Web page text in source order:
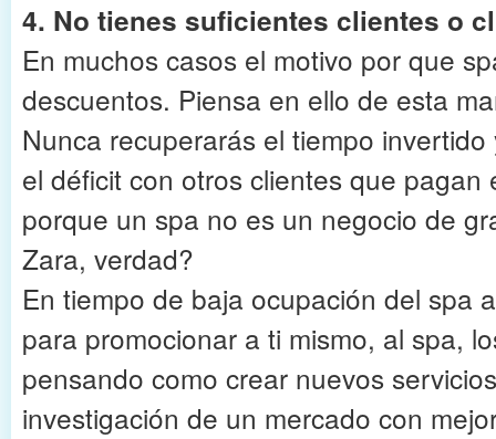
4. No tienes suficientes clientes o
En muchos casos el motivo por que
descuentos. Piensa en ello de esta
Nunca recuperarás el tiempo
el déficit con otros clientes que pagan
porque un spa no es un negocio de
Zara, verdad?
En tiempo de baja ocupación del spa
para promocionar a ti mismo, al spa,
pensando como crear nuevos
investigación de un mercado con